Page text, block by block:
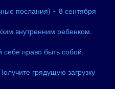
послания) ~ 8 сентября
внутренним ребенком.
право быть собой.
грядущую загрузку